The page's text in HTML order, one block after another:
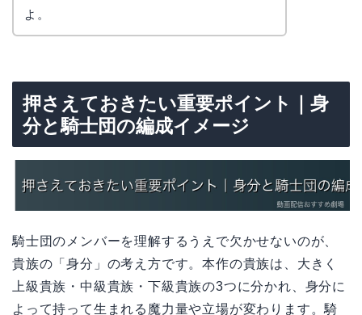
よ。
押さえておきたい重要ポイント｜身
分と騎士団の編成イメージ
騎士団のメンバーを理解するうえで欠かせないのが、
貴族の「身分」の考え方です。本作の貴族は、大きく
上級貴族・中級貴族・下級貴族の3つに分かれ、身分に
よって持って生まれる魔力量や立場が変わります。騎